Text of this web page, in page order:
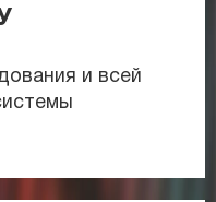
и всей